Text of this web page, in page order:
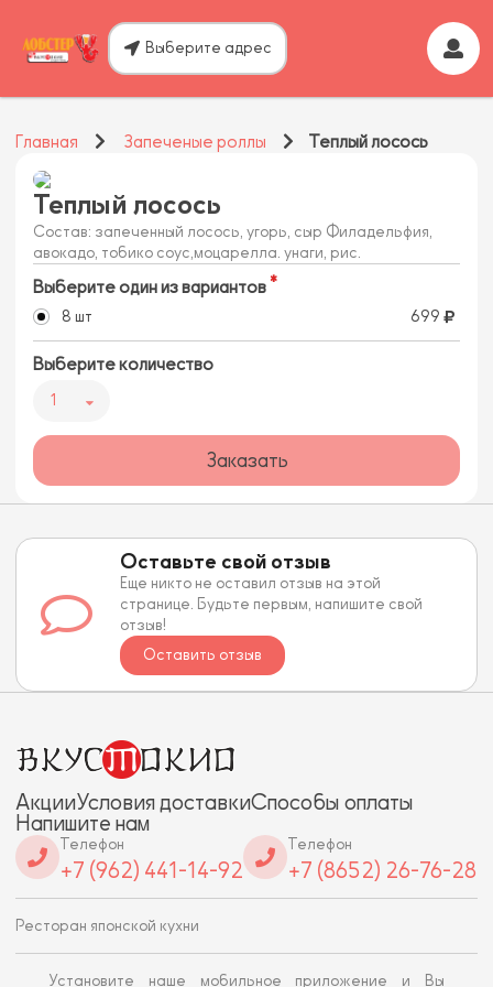
Выберите адрес
Главная Запеченые роллы Теплый лосось
Теплый лосось
Состав: запеченный лосось, угорь, сыр Филадельфия,
авокадо, тобико соус,моцарелла. унаги, рис.
Выберите один из вариантов
8 шт 699
Выберите количество
1
Заказать
Оставьте свой отзыв
Еще никто не оставил отзыв на этой
странице. Будьте первым, напишите свой
отзыв!
Оставить отзыв
АкцииУсловия доставкиСпособы оплаты
Напишите нам
Телефон
+7 (962) 441-14-92
Телефон
+7 (8652) 26-76-28
Ресторан японской кухни
Установите наше мобильное приложение и Вы